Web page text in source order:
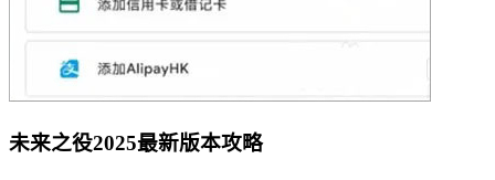
未来之役2025最新版本攻略